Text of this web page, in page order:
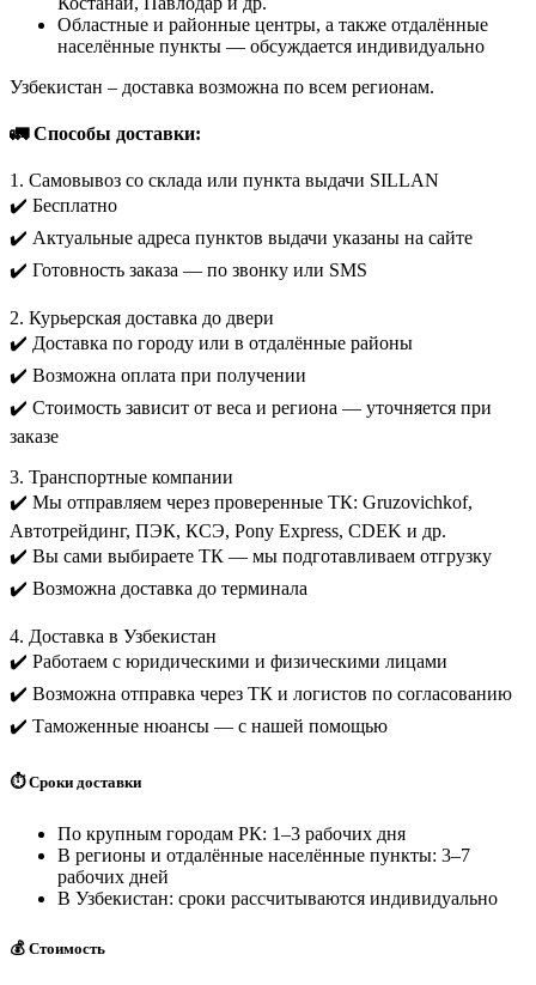
Областные и районные центры, а также отдалённые
населённые пункты — обсуждается индивидуально
Узбекистан – доставка возможна по всем регионам.
🚛 Способы доставки:
1. Самовывоз со склада или пункта выдачи SILLAN
✔️ Бесплатно
✔️ Актуальные адреса пунктов выдачи указаны на сайте
✔️ Готовность заказа — по звонку или SMS
2. Курьерская доставка до двери
✔️ Доставка по городу или в отдалённые районы
✔️ Возможна оплата при получении
✔️ Стоимость зависит от веса и региона — уточняется при
заказе
3. Транспортные компании
✔️ Мы отправляем через проверенные ТК: Gruzovichkof,
Автотрейдинг, ПЭК, КСЭ, Pony Express, CDEK и др.
✔️ Вы сами выбираете ТК — мы подготавливаем отгрузку
✔️ Возможна доставка до терминала
4. Доставка в Узбекистан
✔️ Работаем с юридическими и физическими лицами
✔️ Возможна отправка через ТК и логистов по согласованию
✔️ Таможенные нюансы — с нашей помощью
⏱️ Сроки доставки
По крупным городам РК: 1–3 рабочих дня
В регионы и отдалённые населённые пункты: 3–7
рабочих дней
В Узбекистан: сроки рассчитываются индивидуально
💰 Стоимость